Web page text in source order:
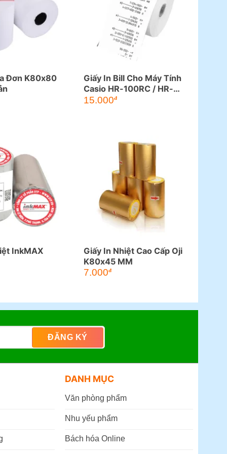
Đơn K80x80
Giấy In Bill Cho Máy Tính
Casio HR-100RC / HR-
8RC
15.000đ
InkMAX
Giấy In Nhiệt Cao Cấp Oji
K80x45 MM
7.000đ
DANH MỤC
Văn phòng phẩm
Nhu yếu phẩm
Bách hóa Online